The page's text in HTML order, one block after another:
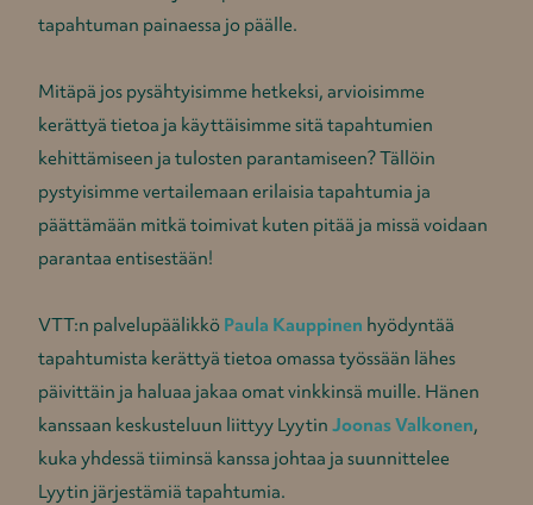
tapahtuman painaessa jo päälle.
Mitäpä jos pysähtyisimme hetkeksi, arvioisimme
kerättyä tietoa ja käyttäisimme sitä tapahtumien
kehittämiseen ja tulosten parantamiseen? Tällöin
pystyisimme vertailemaan erilaisia tapahtumia ja
päättämään mitkä toimivat kuten pitää ja missä voidaan
parantaa entisestään!
VTT:n palvelupäälikkö Paula Kauppinen hyödyntää
tapahtumista kerättyä tietoa omassa työssään lähes
päivittäin ja haluaa jakaa omat vinkkinsä muille. Hänen
kanssaan keskusteluun liittyy Lyytin Joonas Valkonen,
kuka yhdessä tiiminsä kanssa johtaa ja suunnittelee
Lyytin järjestämiä tapahtumia.